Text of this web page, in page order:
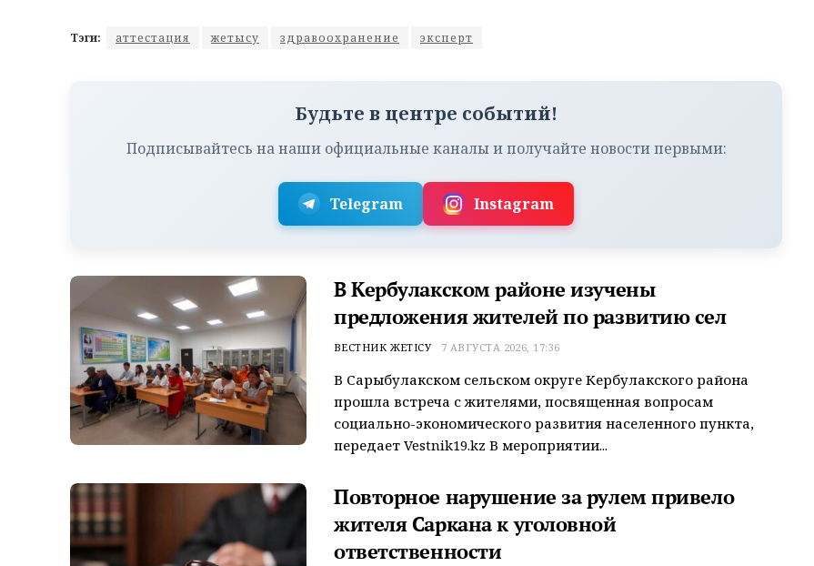
Тэги: аттестация жетысу здравоохранение эксперт
Будьте в центре событий!
Подписывайтесь на наши официальные каналы и получайте новости первыми:
Telegram Instagram
В Кербулакском районе изучены
предложения жителей по развитию сел
ВЕСТНИК ЖЕТІСУ 7 АВГУСТА 2026, 17:36
В Сарыбулакском сельском округе Кербулакского района
прошла встреча с жителями, посвященная вопросам
социально-экономического развития населенного пункта,
передает Vestnik19.kz В мероприятии...
Повторное нарушение за рулем привело
жителя Саркана к уголовной
ответственности